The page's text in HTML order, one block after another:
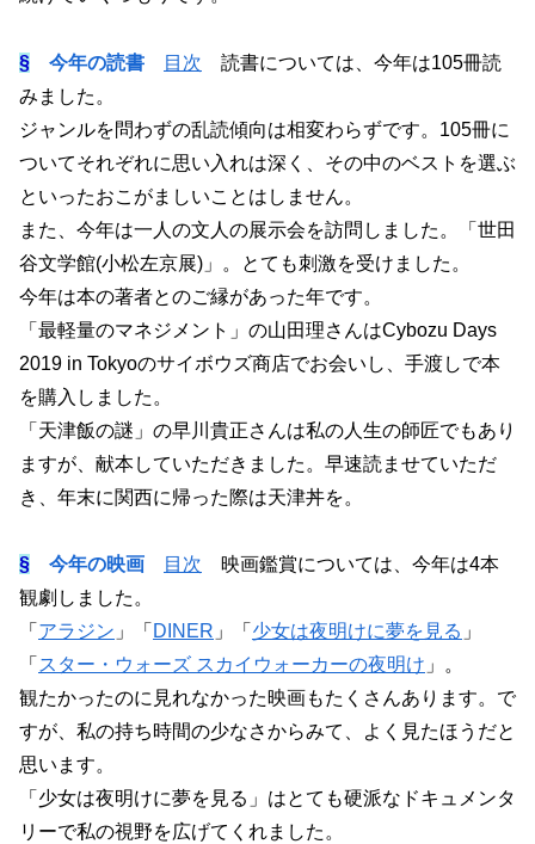
§ 今年の読書 目次 読書については、今年は105冊読
みました。
ジャンルを問わずの乱読傾向は相変わらずです。105冊に
ついてそれぞれに思い入れは深く、その中のベストを選ぶ
といったおこがましいことはしません。
また、今年は一人の文人の展示会を訪問しました。「世田
谷文学館(小松左京展)」。とても刺激を受けました。
今年は本の著者とのご縁があった年です。
「最軽量のマネジメント」の山田理さんはCybozu Days
2019 in Tokyoのサイボウズ商店でお会いし、手渡しで本
を購入しました。
「天津飯の謎」の早川貴正さんは私の人生の師匠でもあり
ますが、献本していただきました。早速読ませていただ
き、年末に関西に帰った際は天津丼を。
§ 今年の映画 目次 映画鑑賞については、今年は4本
観劇しました。
「 アラジン 」「 DINER 」「 少女は夜明けに夢を見る 」
「 スター・ウォーズ スカイウォーカーの夜明け 」。
観たかったのに見れなかった映画もたくさんあります。で
すが、私の持ち時間の少なさからみて、よく見たほうだと
思います。
「少女は夜明けに夢を見る」はとても硬派なドキュメンタ
リーで私の視野を広げてくれました。